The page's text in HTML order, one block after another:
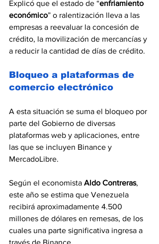
Explicó que el estado de “enfriamiento
económico” o ralentización lleva a las
empresas a reevaluar la concesión de
crédito, la movilización de mercancías y
a reducir la cantidad de días de crédito.
Bloqueo a plataformas de
comercio electrónico
A esta situación se suma el bloqueo por
parte del Gobierno de diversas
plataformas web y aplicaciones, entre
las que se incluyen Binance y
MercadoLibre.
Según el economista Aldo Contreras,
este año se estima que Venezuela
recibirá aproximadamente 4.500
millones de dólares en remesas, de los
cuales una parte significativa ingresa a
través de Binance.